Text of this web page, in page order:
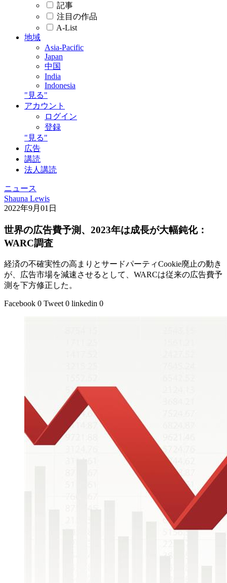
記事
注目の作品
A-List
地域
Asia-Pacific
Japan
中国
India
Indonesia
"見る"
アカウント
ログイン
登録
"見る"
広告
講読
法人講読
ニュース
Shauna Lewis
2022年9月01日
世界の広告費予測、2023年は成長が大幅鈍化：
WARC調査
経済の不確実性の高まりとサードパーティCookie廃止の動き
が、広告市場を減速させるとして、WARCは従来の広告費予
測を下方修正した。
Facebook 0 Tweet 0 linkedin 0